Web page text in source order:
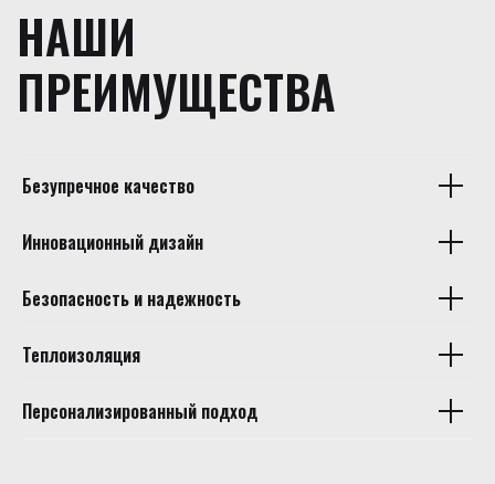
НАШИ
ПРЕИМУЩЕСТВА
Безупречное качество
Инновационный дизайн
Безопасность и надежность
Теплоизоляция
Персонализированный подход